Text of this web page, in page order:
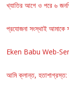
খ্যাতির আগে ও পরে ৬
প্রযোজনা সংস্থাই আমাকে
Eken Babu Web-
আমি ক্লান্ত, হতাশাগ্রস্ত: